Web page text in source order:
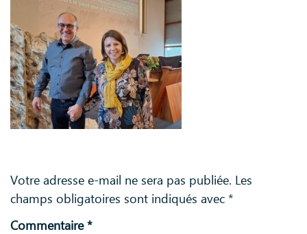
Votre adresse e-mail ne sera pas publiée. Les
champs obligatoires sont indiqués avec *
Commentaire*